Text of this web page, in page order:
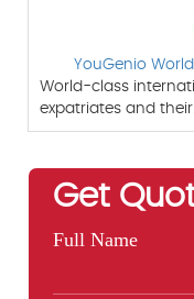
YouGenio
World-class
expatriates and
Get
Full Name